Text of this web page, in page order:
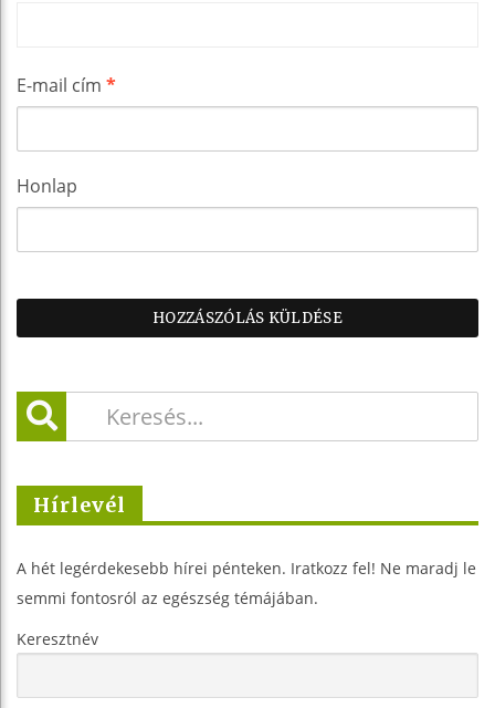
E-mail cím *
Honlap
Hírlevél
A hét legérdekesebb hírei pénteken. Iratkozz fel! Ne maradj le
semmi fontosról az egészség témájában.
Keresztnév